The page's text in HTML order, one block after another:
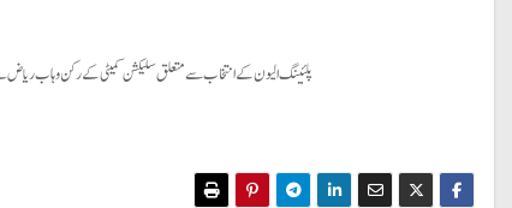
پلئینگ الیون کے انتخاب سے متعلق سلیکشن کمیٹی کے رکن وہاب ریاض نے